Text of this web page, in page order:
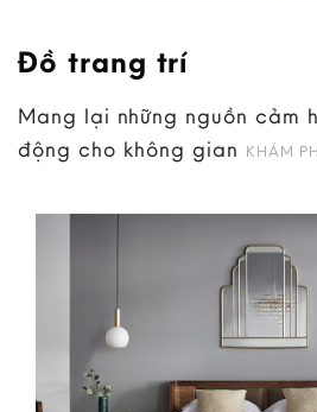
Đồ trang trí
Mang lại những nguồn cảm
động cho không gian KHÁM